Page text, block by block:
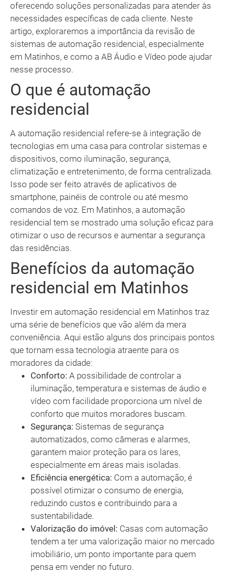
oferecendo soluções personalizadas para atender às
necessidades específicas de cada cliente. Neste
artigo, exploraremos a importância da revisão de
sistemas de automação residencial, especialmente
em Matinhos, e como a AB Áudio e Vídeo pode ajudar
nesse processo.
O que é automação
residencial
A automação residencial refere-se à integração de
tecnologias em uma casa para controlar sistemas e
dispositivos, como iluminação, segurança,
climatização e entretenimento, de forma centralizada.
Isso pode ser feito através de aplicativos de
smartphone, painéis de controle ou até mesmo
comandos de voz. Em Matinhos, a automação
residencial tem se mostrado uma solução eficaz para
otimizar o uso de recursos e aumentar a segurança
das residências.
Benefícios da automação
residencial em Matinhos
Investir em automação residencial em Matinhos traz
uma série de benefícios que vão além da mera
conveniência. Aqui estão alguns dos principais pontos
que tornam essa tecnologia atraente para os
moradores da cidade:
Conforto: A possibilidade de controlar a
iluminação, temperatura e sistemas de áudio e
vídeo com facilidade proporciona um nível de
conforto que muitos moradores buscam.
Segurança: Sistemas de segurança
automatizados, como câmeras e alarmes,
garantem maior proteção para os lares,
especialmente em áreas mais isoladas.
Eficiência energética: Com a automação, é
possível otimizar o consumo de energia,
reduzindo custos e contribuindo para a
sustentabilidade.
Valorização do imóvel: Casas com automação
tendem a ter uma valorização maior no mercado
imobiliário, um ponto importante para quem
pensa em vender no futuro.